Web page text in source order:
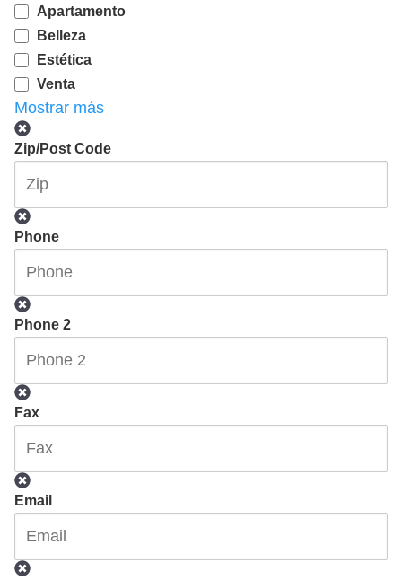
Apartamento
Belleza
Estética
Venta
Mostrar más
Zip/Post Code
Phone
Phone 2
Fax
Email